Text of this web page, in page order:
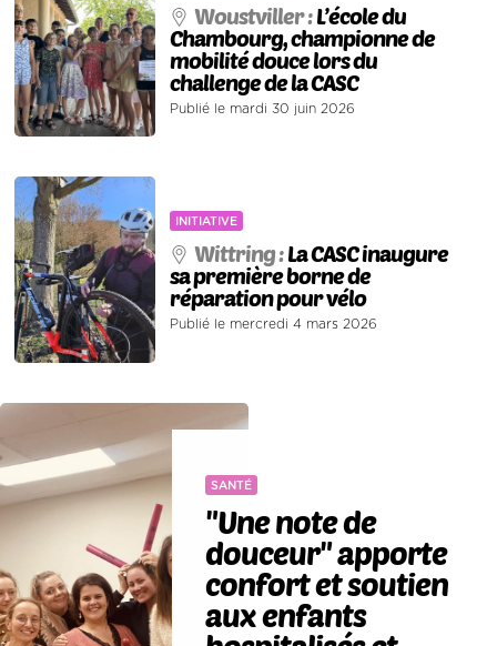
Woustviller :L’école du
Chambourg, championne de
mobilité douce lors du
challenge de la CASC
Publié le mardi 30 juin 2026
INITIATIVE
Wittring :La CASC inaugure
sa première borne de
réparation pour vélo
Publié le mercredi 4 mars 2026
SANTÉ
"Une note de
douceur" apporte
confort et soutien
aux enfants